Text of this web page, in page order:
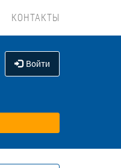
КОНТАКТЫ
Войти